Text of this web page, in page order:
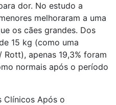
dor. No estudo a
melhoraram a uma
os cães grandes. Dos
15 kg (como uma
Rott), apenas 19,3% foram
normais após o período
Clínicos Após o